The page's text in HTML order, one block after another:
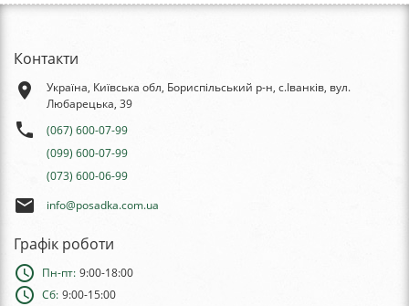
Контакти
place
Україна, Київська обл, Бориспільський р-н, с.Іванків, вул.
Любарецька, 39
phone
(067) 600-07-99
(099) 600-07-99
(073) 600-06-99
email info@posadka.com.ua
Графік роботи
schedule Пн-пт: 9:00-18:00
schedule Сб: 9:00-15:00